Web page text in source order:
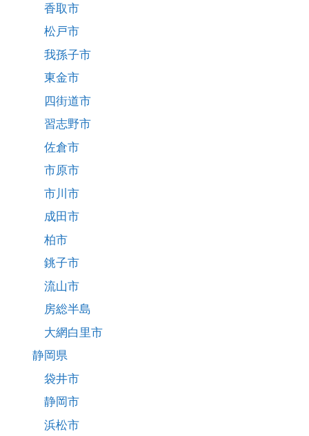
香取市
松戸市
我孫子市
東金市
四街道市
習志野市
佐倉市
市原市
市川市
成田市
柏市
銚子市
流山市
房総半島
大網白里市
静岡県
袋井市
静岡市
浜松市